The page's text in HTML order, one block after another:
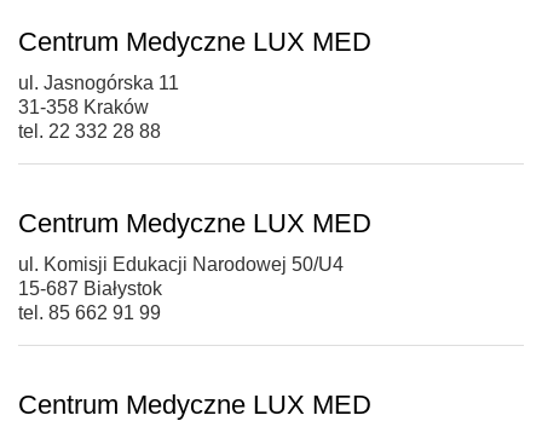
Centrum Medyczne LUX MED
ul. Jasnogórska 11
31-358 Kraków
tel. 22 332 28 88
Centrum Medyczne LUX MED
ul. Komisji Edukacji Narodowej 50/U4
15-687 Białystok
tel. 85 662 91 99
Centrum Medyczne LUX MED